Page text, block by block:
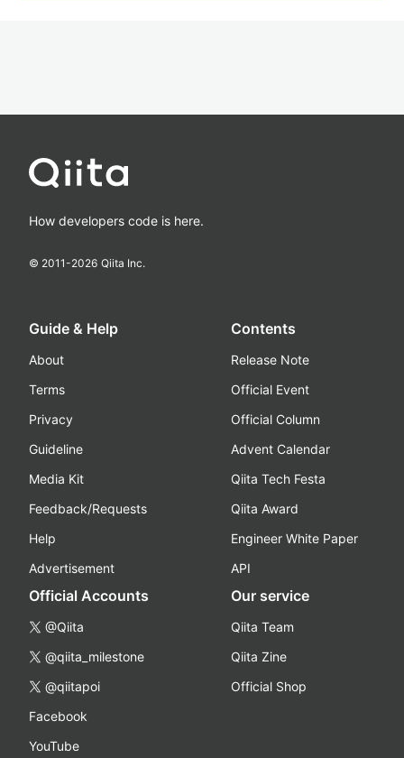
How developers code is here.
© 2011-2026 Qiita Inc.
Guide & Help
About
Terms
Privacy
Guideline
Media Kit
Feedback/Requests
Help
Advertisement
Contents
Release Note
Official Event
Official Column
Advent Calendar
Qiita Tech Festa
Qiita Award
Engineer White Paper
API
Official Accounts
@Qiita
@qiita_milestone
@qiitapoi
Facebook
YouTube
Our service
Qiita Team
Qiita Zine
Official Shop